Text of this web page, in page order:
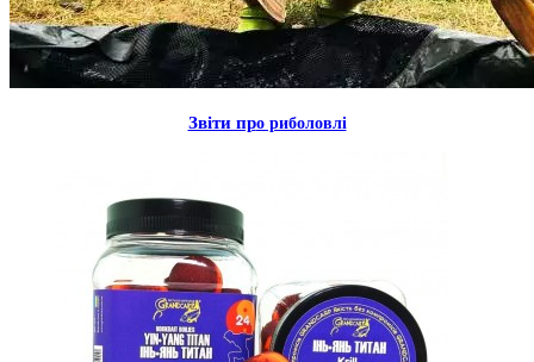
Звiти про риболовлi